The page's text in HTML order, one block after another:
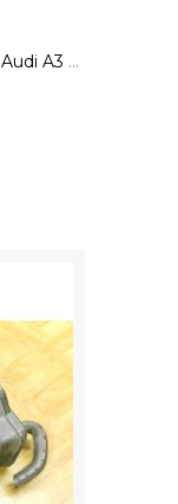
Airbagsteuergerät Steuergerät Audi A3 8P Bosch 8P0959655H 0285001857